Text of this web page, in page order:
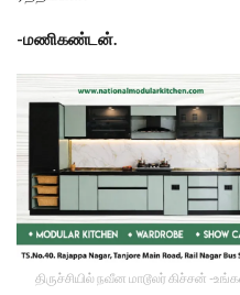
-மணிகண்டன்.
திருச்சியில் நவீன மாடூலர் கிச்சன் -